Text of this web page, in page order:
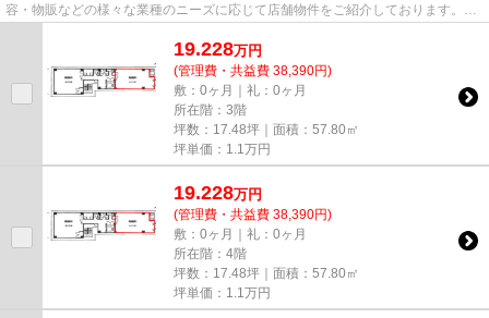
容・物販などの様々な業種のニーズに応じて店舗物件をご紹介しております。
尚、弊社ではおとり広告は一切...
19.228万円
(管理費・共益費 38,390円)
敷：0ヶ月｜礼：0ヶ月
所在階：3階
坪数：17.48坪｜面積：57.80㎡
坪単価： 1.1 万円
19.228万円
(管理費・共益費 38,390円)
敷：0ヶ月｜礼：0ヶ月
所在階：4階
坪数：17.48坪｜面積：57.80㎡
坪単価： 1.1 万円